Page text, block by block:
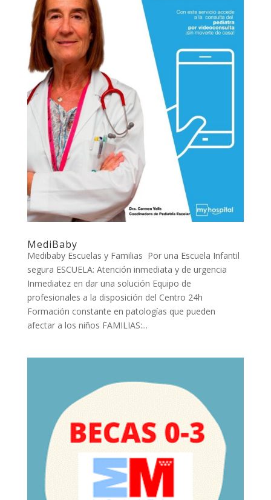
MediBaby
Medibaby Escuelas y Familias Por una Escuela Infantil
segura ESCUELA: Atención inmediata y de urgencia
Inmediatez en dar una solución Equipo de
profesionales a la disposición del Centro 24h
Formación constante en patologías que pueden
afectar a los niños FAMILIAS:...